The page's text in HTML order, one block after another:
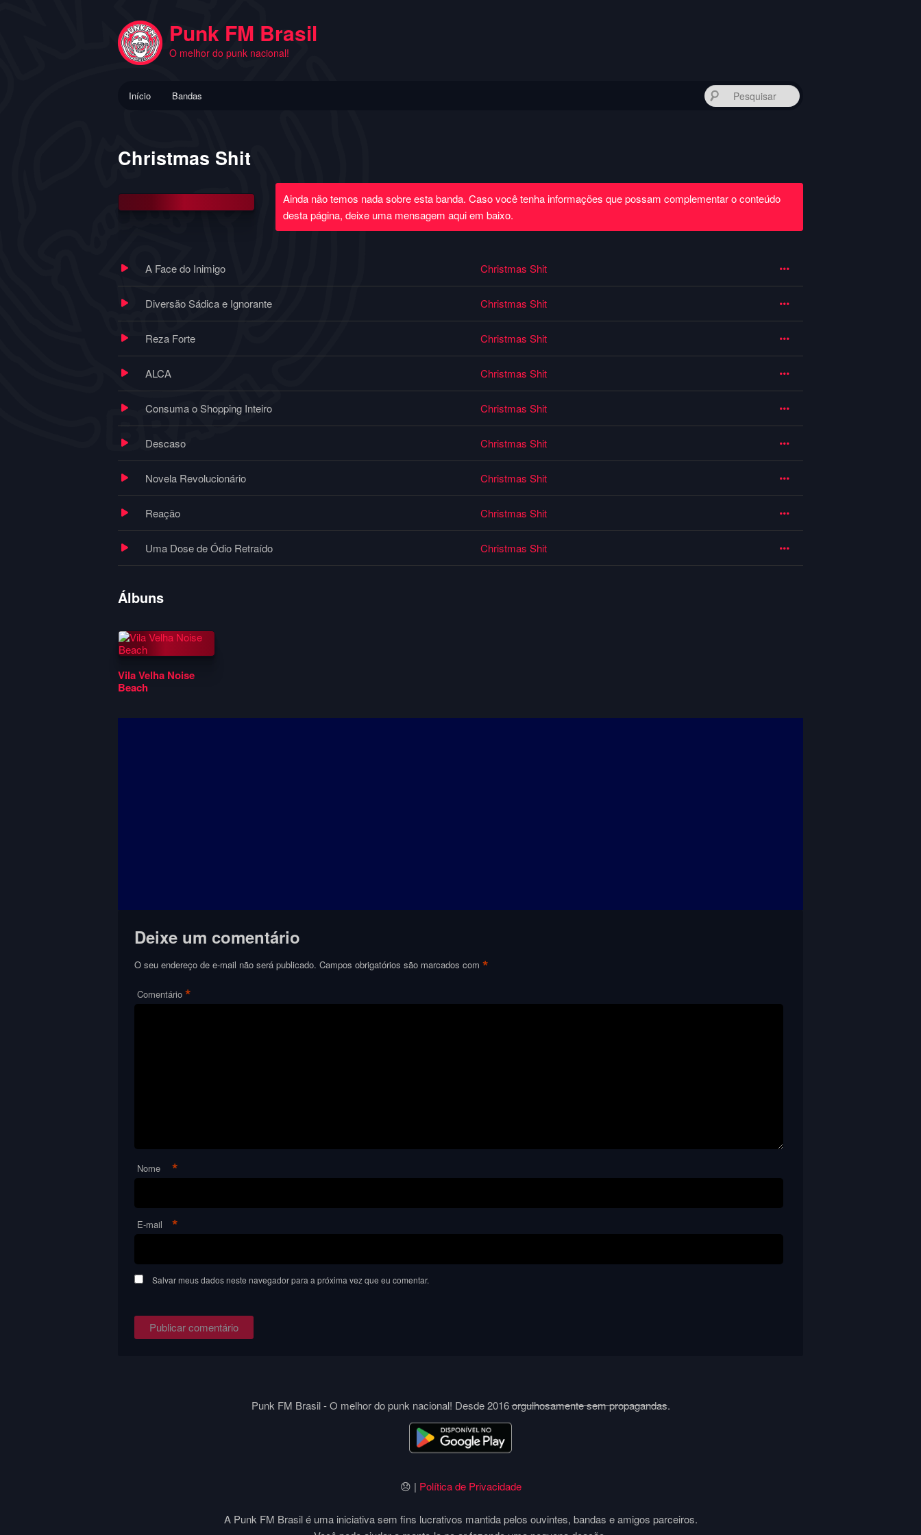
Punk FM Brasil
O melhor do punk nacional!
Início Bandas
Christmas Shit
Ainda não temos nada sobre esta banda. Caso você tenha informações que possam complementar o conteúdo
desta página, deixe uma mensagem aqui em baixo.
A Face do Inimigo Christmas Shit
Diversão Sádica e Ignorante Christmas Shit
Reza Forte Christmas Shit
ALCA Christmas Shit
Consuma o Shopping Inteiro Christmas Shit
Descaso Christmas Shit
Novela Revolucionário Christmas Shit
Reação Christmas Shit
Uma Dose de Ódio Retraído Christmas Shit
Álbuns
Vila Velha Noise
Beach
Deixe um comentário
O seu endereço de e-mail não será publicado. Campos obrigatórios são marcados com*
Comentário *
Nome *
E-mail *
Salvar meus dados neste navegador para a próxima vez que eu comentar.
Punk FM Brasil - O melhor do punk nacional! Desde 2016orgulhosamente sem propagandas.
😞 | Política de Privacidade
A Punk FM Brasil é uma iniciativa sem fins lucrativos mantida pelos ouvintes, bandas e amigos parceiros.